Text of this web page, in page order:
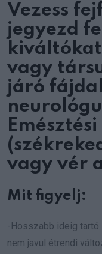
Vezess
jegyezd
vagy
járó
vagy vér
Mit figyelj:
-Hosszabb ideig tartó
nem javul étrendi